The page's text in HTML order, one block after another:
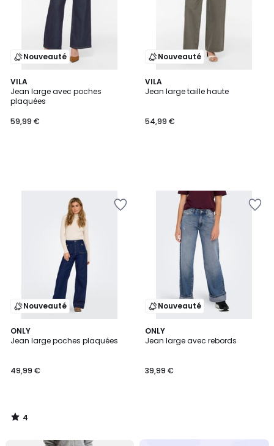
Nouveauté
VILA
Jean large avec poches
plaquées
59,99 €
Nouveauté
VILA
Jean large taille haute
54,99 €
Nouveauté
ONLY
Jean large poches plaquées
49,99 €
4
/
4
/
Nouveauté
ONLY
Jean large avec rebords
39,99 €